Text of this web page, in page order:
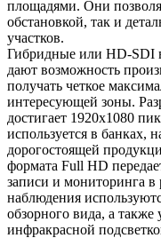
площадями. Они
обстановкой, так и
участков.
Гибридные или HD-SDI
дают возможность
получать четкое
интересующей зоны.
достигает 1920х1080
используется в банках,
дорогостоящей
формата Full HD
записи и мониторинга
наблюдения
обзорного вида, а
инфракрасной